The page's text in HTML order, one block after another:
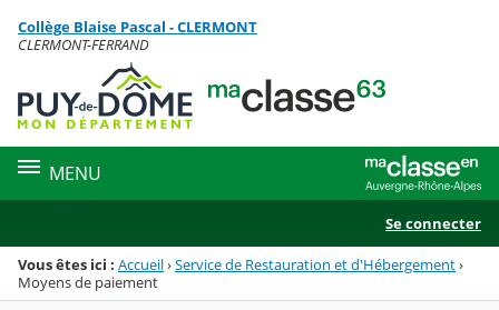
Menu de la rubrique
Contenu
Collège Blaise Pascal - CLERMONT
CLERMONT-FERRAND
MENU
Se connecter
Vous êtes ici : Accueil›Service de Restauration et d'Hébergement›
Moyens de paiement